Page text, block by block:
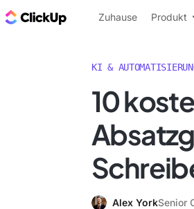
ClickUp Blog
Zuhause Produkt
KI &
10
Alex YorkSenior